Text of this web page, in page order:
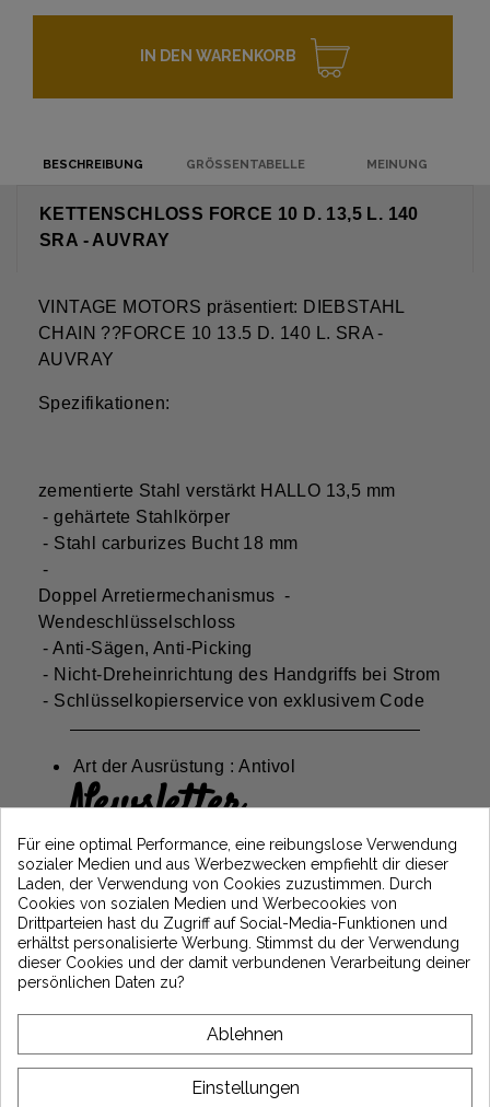
IN DEN WARENKORB
BESCHREIBUNG GRÖSSENTABELLE MEINUNG
KETTENSCHLOSS FORCE 10 D. 13,5 L. 140
SRA - AUVRAY
VINTAGE MOTORS präsentiert: DIEBSTAHL
CHAIN ??FORCE 10 13.5 D. 140 L. SRA -
AUVRAY
Spezifikationen:
zementierte Stahl verstärkt HALLO 13,5 mm
- gehärtete Stahlkörper
- Stahl carburizes Bucht 18 mm
-
Doppel Arretiermechanismus -
Wendeschlüsselschloss
- Anti-Sägen, Anti-Picking
- Nicht-Dreheinrichtung des Handgriffs bei Strom
- Schlüsselkopierservice von exklusivem Code
Art der Ausrüstung : Antivol
Newsletter
Erhalten Sie 5€ Rabatt auf Ihre erste
Bestellung, indem Sie sich anmelden und
über die neuesten Vintage Motors-
Nachrichten informiert bleiben
*Dès 99€ d'achat. En vous abonnant à notre newsletter, vous reconnaissez avoir pris
l'acceptez.
ÜBER VINTAGE
Für eine optimal Performance, eine reibungslose Verwendung
sozialer Medien und aus Werbezwecken empfiehlt dir dieser
Laden, der Verwendung von Cookies zuzustimmen. Durch
Cookies von sozialen Medien und Werbecookies von
Drittparteien hast du Zugriff auf Social-Media-Funktionen und
erhältst personalisierte Werbung. Stimmst du der Verwendung
dieser Cookies und der damit verbundenen Verarbeitung deiner
persönlichen Daten zu?
Ablehnen
Einstellungen